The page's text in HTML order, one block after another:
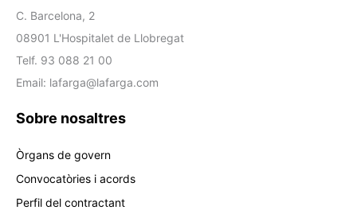
C. Barcelona, 2
08901 L'Hospitalet de Llobregat
Telf. 93 088 21 00
Email: lafarga@lafarga.com
Sobre nosaltres
Òrgans de govern
Convocatòries i acords
Perfil del contractant